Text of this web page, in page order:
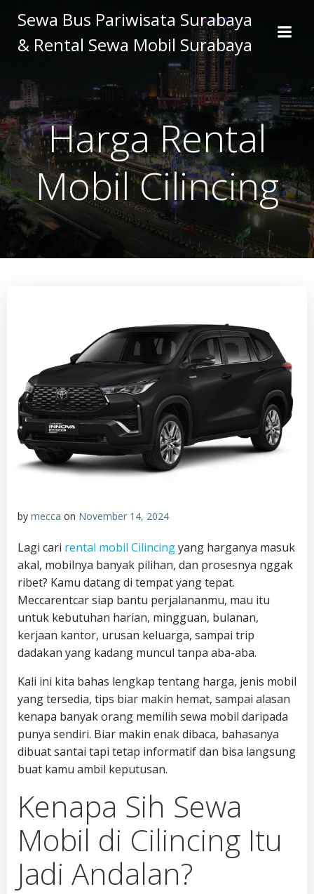
to
content
Sewa Bus Pariwisata Surabaya
& Rental Sewa Mobil Surabaya
Harga Rental
Mobil Cilincing
by mecca on November 14, 2024
Lagi cari rental mobil Cilincingyang harganya masuk
akal, mobilnya banyak pilihan, dan prosesnya nggak
ribet? Kamu datang di tempat yang tepat.
Meccarentcar siap bantu perjalananmu, mau itu
untuk kebutuhan harian, mingguan, bulanan,
kerjaan kantor, urusan keluarga, sampai trip
dadakan yang kadang muncul tanpa aba-aba.
Kali ini kita bahas lengkap tentang harga, jenis mobil
yang tersedia, tips biar makin hemat, sampai alasan
kenapa banyak orang memilih sewa mobil daripada
punya sendiri. Biar makin enak dibaca, bahasanya
dibuat santai tapi tetap informatif dan bisa langsung
buat kamu ambil keputusan.
Kenapa Sih Sewa
Mobil di Cilincing Itu
Jadi Andalan?